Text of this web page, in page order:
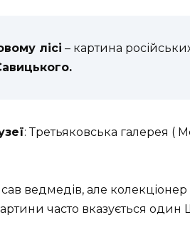
лісі – картина
: Третьяковська галерея (
ведмедів, але колекціонер
часто вказується один